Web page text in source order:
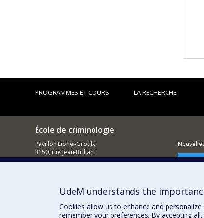
PROGRAMMES ET COURS LA RECHERCHE
École de criminologie
Pavillon Lionel-Groulx
3150, rue Jean-Brillant
Montréal (QC)
UdeM understands the
Cookies allow us to enhance and
remember your preferences. By accepting